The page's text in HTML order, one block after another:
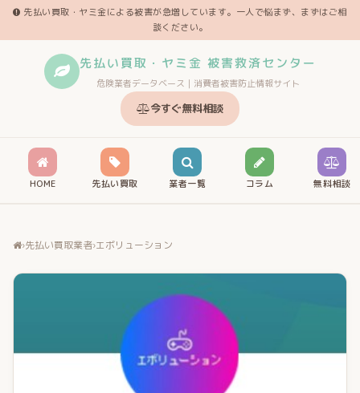
先払い買取・ヤミ金による被害が急増しています。一人で悩まず、まずはご相
談ください。
先払い買取・ヤミ金 被害救済センター
危険業者データベース｜消費者被害防止情報サイト
今すぐ無料相談
HOME 先払い買取 業者一覧 コラム 無料相談
›先払い買取業者›エボリューション